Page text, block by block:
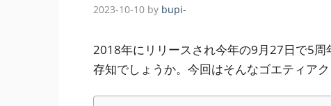
2023-10-10 by bupi-
2018年にリリースされ今年の9月27日で5周
存知でしょうか。今回はそんなゴエティア